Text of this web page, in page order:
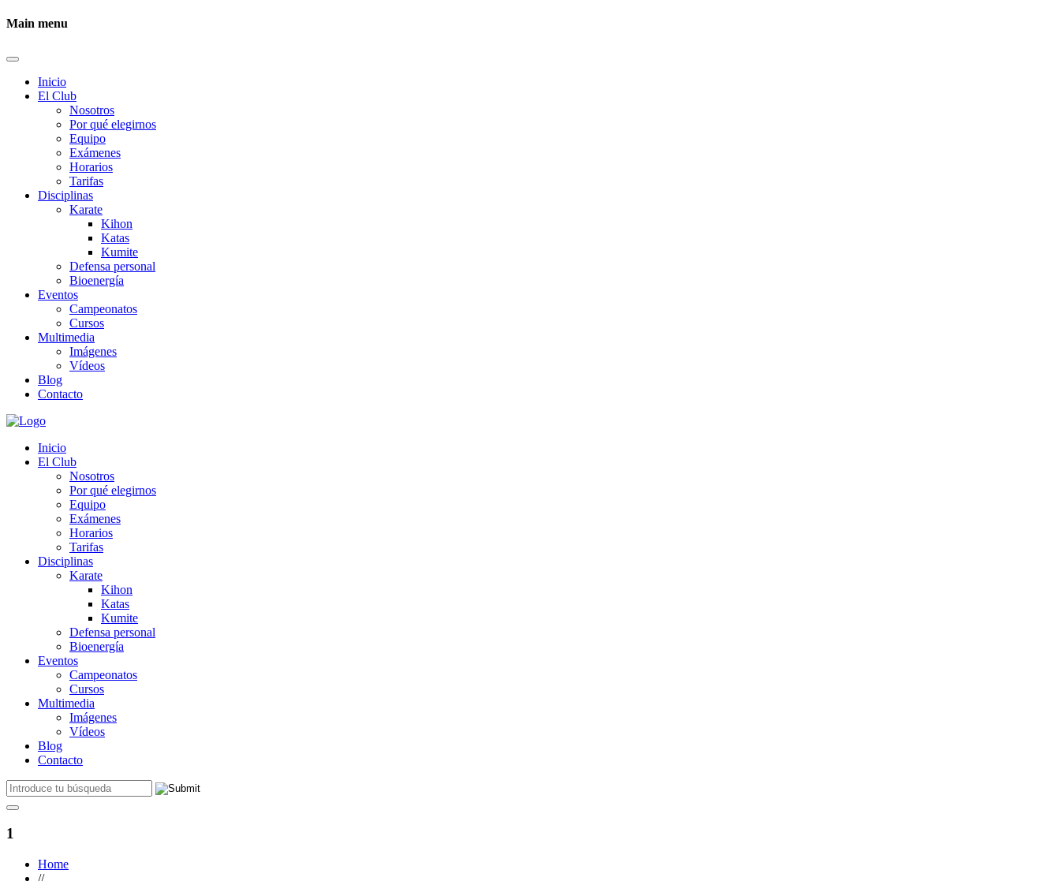
Main menu
Inicio
El Club
Nosotros
Por qué elegirnos
Equipo
Exámenes
Horarios
Tarifas
Disciplinas
Karate
Kihon
Katas
Kumite
Defensa personal
Bioenergía
Eventos
Campeonatos
Cursos
Multimedia
Imágenes
Vídeos
Blog
Contacto
Inicio
El Club
Nosotros
Por qué elegirnos
Equipo
Exámenes
Horarios
Tarifas
Disciplinas
Karate
Kihon
Katas
Kumite
Defensa personal
Bioenergía
Eventos
Campeonatos
Cursos
Multimedia
Imágenes
Vídeos
Blog
Contacto
1
Home
//